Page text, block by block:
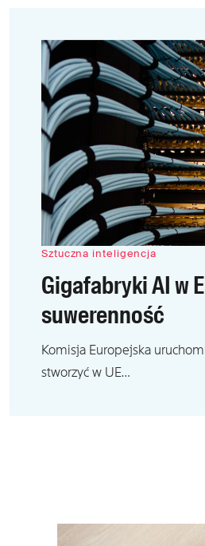
Sztuczna inteligencja
Gigafabryki AI w
suwerenność
Komisja Europejska
stworzyć w UE…